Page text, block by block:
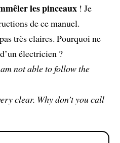
les pinceaux! Je
de ce manuel.
très claires. Pourquoi ne
électricien ?
not able to follow the
clear. Why don’t you call